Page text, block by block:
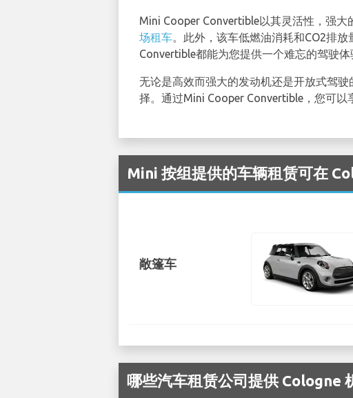
Mini Cooper Convertible以其灵活性，强
场租车。此外，该车低燃油消耗和CO2排
Convertible都能为您提供一个难忘的驾驶体
无论是高效而强大的发动机还是开放式驾
择。通过Mini Cooper Convertible，您可以
Mini 按组提供的车辆租赁可在
敞篷车
哪些汽车租赁公司提供 Cologne